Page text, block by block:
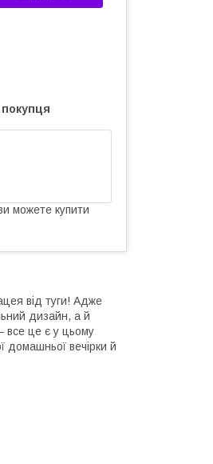
покупця
можете купити
від туги! Адже
дизайн, а й
все це є у цьому
домашньої вечірки й